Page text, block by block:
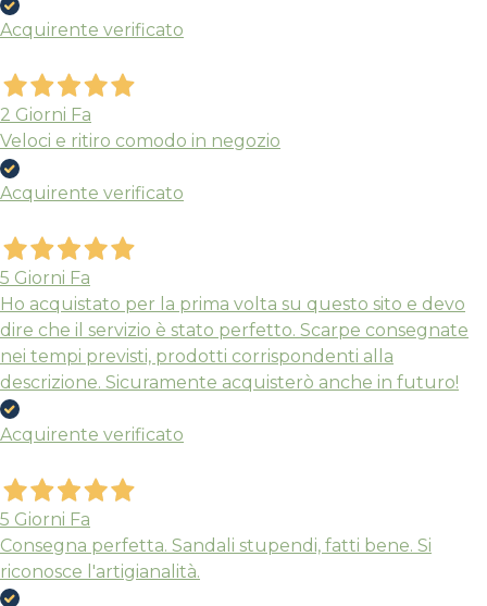
Acquirente verificato
2 Giorni Fa
Veloci e ritiro comodo in negozio
Acquirente verificato
5 Giorni Fa
Ho acquistato per la prima volta su questo sito e devo
dire che il servizio è stato perfetto. Scarpe consegnate
nei tempi previsti, prodotti corrispondenti alla
descrizione. Sicuramente acquisterò anche in futuro!
Acquirente verificato
5 Giorni Fa
Consegna perfetta. Sandali stupendi, fatti bene. Si
riconosce l'artigianalità.